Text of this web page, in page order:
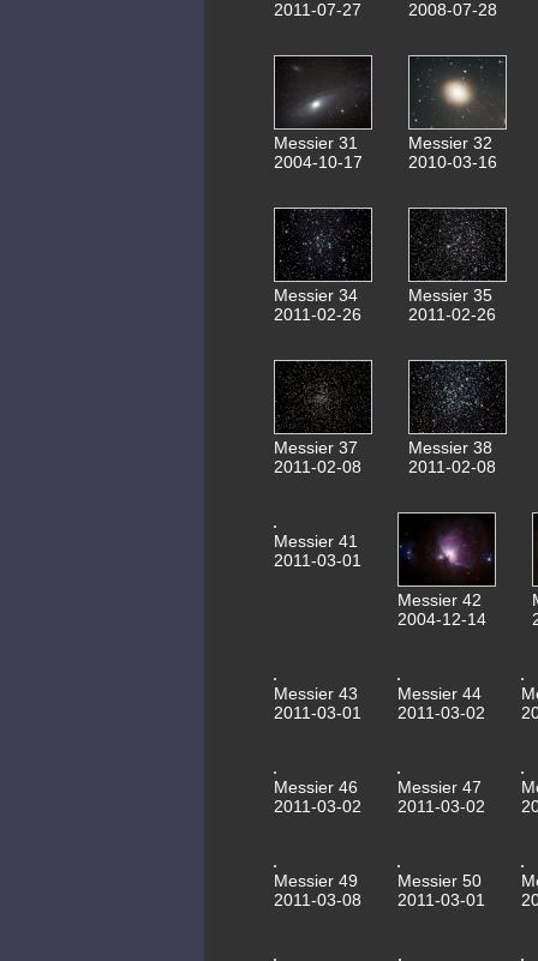
2011-07-27
2008-07-28
Messier 31
2004-10-17
Messier 32
2010-03-16
Messier 34
2011-02-26
Messier 35
2011-02-26
Messier 37
2011-02-08
Messier 38
2011-02-08
Messier 41
2011-03-01
Messier 42
2004-12-14
Messier 43
2011-03-01
Messier 44
2011-03-02
Messier 46
2011-03-02
Messier 47
2011-03-02
Messier 49
2011-03-08
Messier 50
2011-03-01